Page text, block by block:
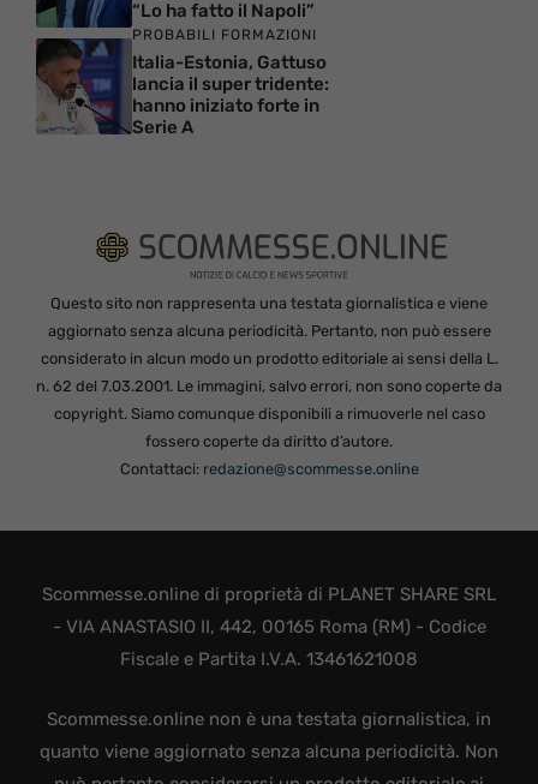
“Lo ha fatto il Napoli”
PROBABILI FORMAZIONI
Italia-Estonia, Gattuso
lancia il super tridente:
hanno iniziato forte in
Serie A
Questo sito non rappresenta una testata giornalistica e viene
aggiornato senza alcuna periodicità. Pertanto, non può essere
considerato in alcun modo un prodotto editoriale ai sensi della L.
n. 62 del 7.03.2001. Le immagini, salvo errori, non sono coperte da
copyright. Siamo comunque disponibili a rimuoverle nel caso
fossero coperte da diritto d’autore.
Contattaci: redazione@scommesse.online
Scommesse.online di proprietà di PLANET SHARE SRL
- VIA ANASTASIO II, 442, 00165 Roma (RM) - Codice
Fiscale e Partita I.V.A. 13461621008
Scommesse.online non è una testata giornalistica, in
quanto viene aggiornato senza alcuna periodicità. Non